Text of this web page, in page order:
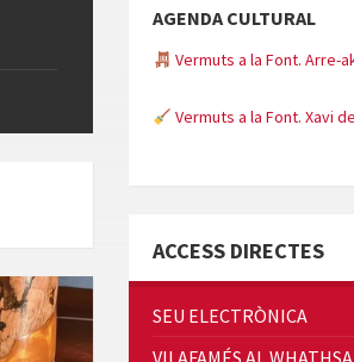
AGENDA CULTURAL
Vermuts a la Font. Arre-
Vermuts a la Font. Xavi
ACCESS DIRECTES
SEU ELECTRÒNICA